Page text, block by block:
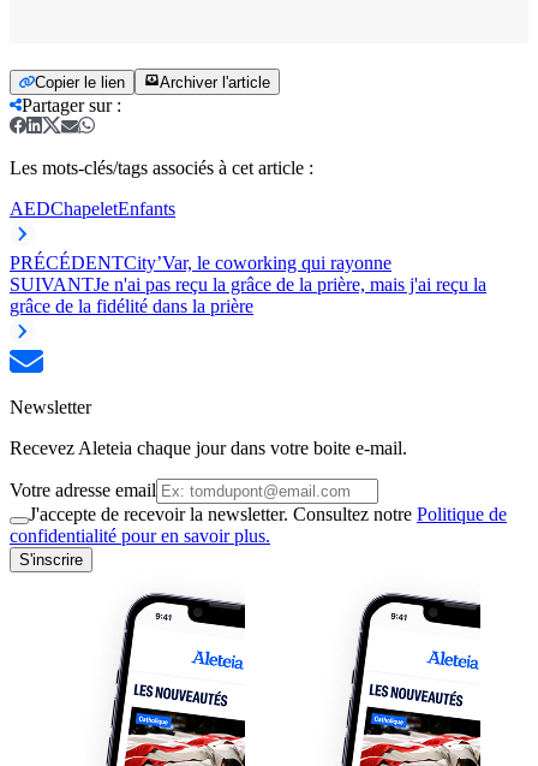
Copier le lien Archiver l'article
Partager sur:
Les mots-clés/tags associés à cet article :
AEDChapeletEnfants
PRÉCÉDENTCity’Var, le coworking qui rayonne
SUIVANTJe n'ai pas reçu la grâce de la prière, mais j'ai reçu la
grâce de la fidélité dans la prière
Newsletter
Recevez Aleteia chaque jour dans votre boite e-mail.
Votre adresse email
J'accepte de recevoir la newsletter. Consultez notre Politique de
confidentialité pour en savoir plus.
S'inscrire